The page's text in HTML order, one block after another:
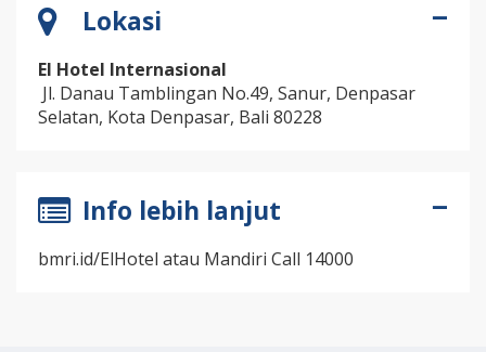
Lokasi
El Hotel Internasional
Jl. Danau Tamblingan No.49, Sanur, Denpasar
Selatan, Kota Denpasar, Bali 80228
Info lebih lanjut
bmri.id/ElHotel atau Mandiri Call 14000